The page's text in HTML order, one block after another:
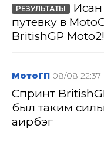
РЕЗУЛЬТАТЫ
Исан
путевку в
BritishGP Moto2!
МотоГП 08/08 22:37
Спринт
был таким
аирбэг